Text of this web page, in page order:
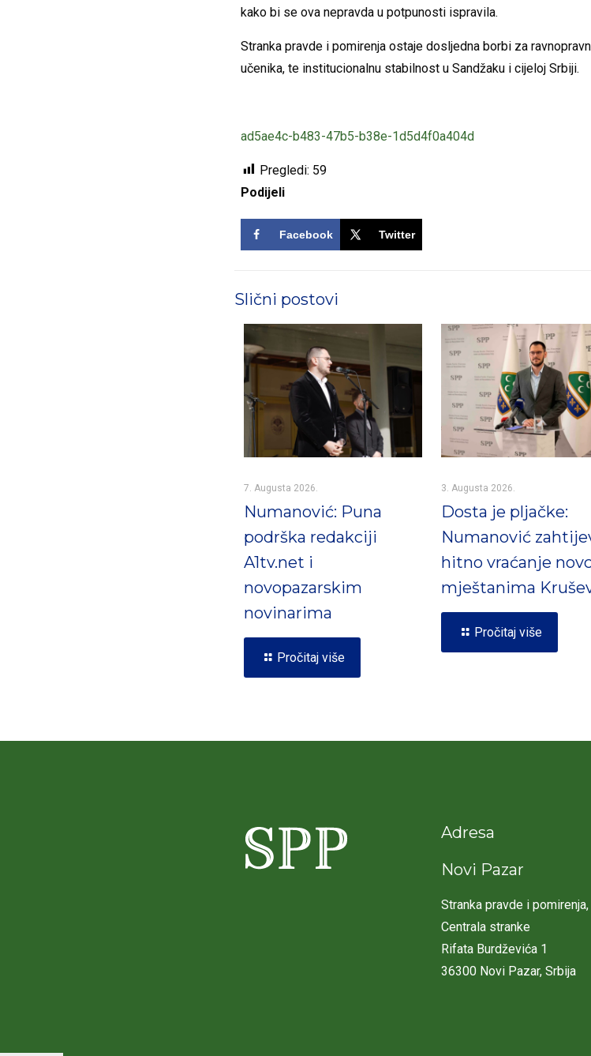
kako bi se ova nepravda u potpunosti ispravila.
Stranka pravde i pomirenja ostaje dosljedna borbi za
učenika, te institucionalnu stabilnost u Sandžaku i cijeloj Srbiji.
ad5ae4c-b483-47b5-b38e-1d5d4f0a404d
Pregledi: 59
Podijeli
Facebook Twitter
Slični postovi
7. Augusta 2026.
Numanović: Puna
podrška redakciji
A1tv.net i
novopazarskim
novinarima
Pročitaj više
3. Augusta 2026.
Dosta je pljačke:
Numanović
hitno vraćanje
mještanima
Pročitaj više
Adresa
Novi Pazar
Stranka pravde i pomirenja,
Centrala stranke
Rifata Burdževića 1
36300 Novi Pazar, Srbija